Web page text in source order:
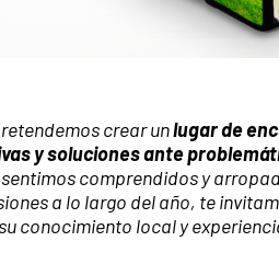
crear unlugar de
y soluciones ante
comprendidos y
a lo largo del año, te
conocimiento local y